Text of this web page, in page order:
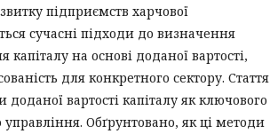
підприємств харчової
сучасні підходи до визначення
капіталу на основі доданої вартості,
для конкретного сектору. Стаття
вартості капіталу як ключового
управління. Обґрунтовано, як ці методи